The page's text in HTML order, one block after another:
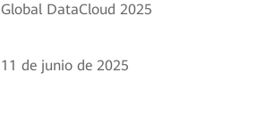
Global DataCloud 2025
11 de junio de 2025